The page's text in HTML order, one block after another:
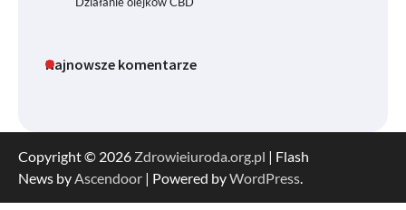
Najnowsze komentarze
Copyright © 2026 Zdrowieiuroda.org.pl | Flash
News byAscendoor | Powered byWordPress.